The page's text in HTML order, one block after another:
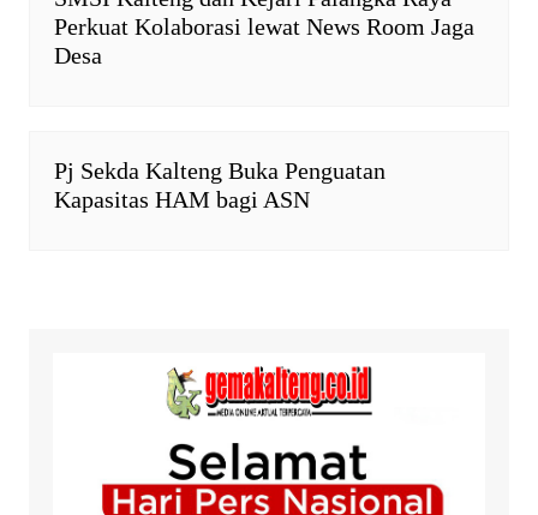
Perkuat Kolaborasi lewat News Room Jaga
Desa
Pj Sekda Kalteng Buka Penguatan
Kapasitas HAM bagi ASN